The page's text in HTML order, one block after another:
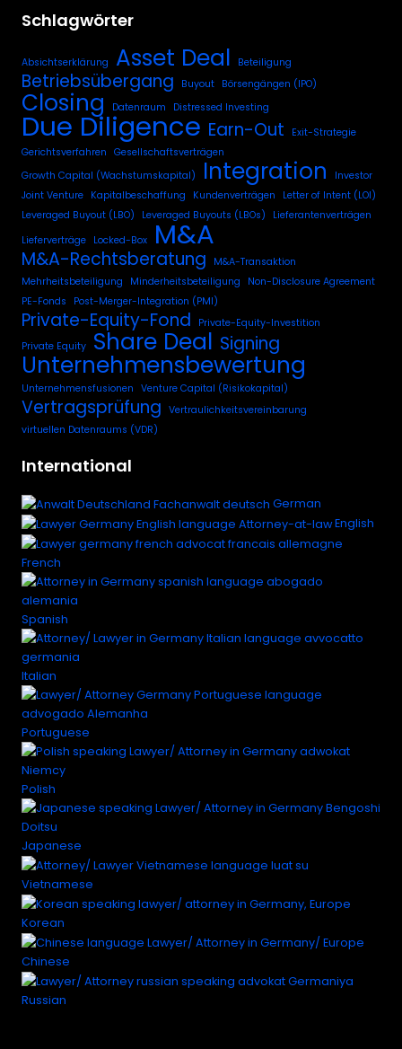
Schlagwörter
Absichtserklärung Asset Deal Beteiligung
Betriebsübergang Buyout Börsengängen (IPO)
Closing Datenraum Distressed Investing
Due Diligence Earn-Out
Exit-Strategie
Gerichtsverfahren Gesellschaftsverträgen
Growth Capital (Wachstumskapital)
Integration
Investor
Joint Venture Kapitalbeschaffung Kundenverträgen
Letter of Intent (LOI)
Leveraged Buyout (LBO)
Leveraged Buyouts (LBOs)
Lieferantenverträgen
Lieferverträge Locked-Box M&A
M&A-Rechtsberatung
M&A-Transaktion
Mehrheitsbeteiligung
Minderheitsbeteiligung
Non-Disclosure Agreement
PE-Fonds
Post-Merger-Integration (PMI)
Private-Equity-Fond
Private-Equity-Investition
Private Equity Share Deal Signing
Unternehmensbewertung
Unternehmensfusionen Venture Capital (Risikokapital)
Vertragsprüfung Vertraulichkeitsvereinbarung
virtuellen Datenraums (VDR)
International
German
English
French
Spanish
Italian
Portuguese
Polish
Japanese
Vietnamese
Korean
Chinese
Russian